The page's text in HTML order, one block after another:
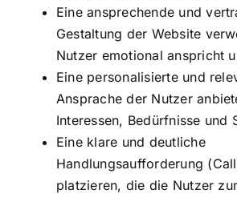
Eine ansprechende und
Gestaltung der Website
Nutzer emotional anspricht
Eine personalisierte und
Ansprache der Nutzer
Interessen, Bedürfnisse und
Eine klare und deutliche
Handlungsaufforderung
platzieren, die die Nutzer